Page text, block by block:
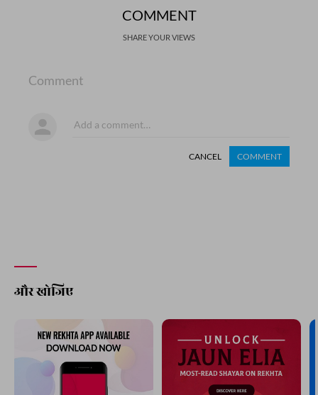
COMMENT
SHARE YOUR VIEWS
Comment
CANCEL COMMENT
और खोजिए